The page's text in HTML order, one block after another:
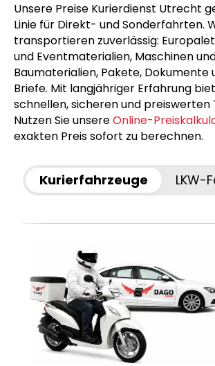
Unsere Preise Kurierdienst Utrecht
Linie für Direkt- und Sonderfahrten.
transportieren zuverlässig:
und Eventmaterialien, Maschinen
Baumaterialien, Pakete, Dokumente
Briefe. Mit langjähriger Erfahrung
schnellen, sicheren und preiswerten
Nutzen Sie unsereOnline-
exakten Preis sofort zu berechnen.
Kurierfahrzeuge LKW-